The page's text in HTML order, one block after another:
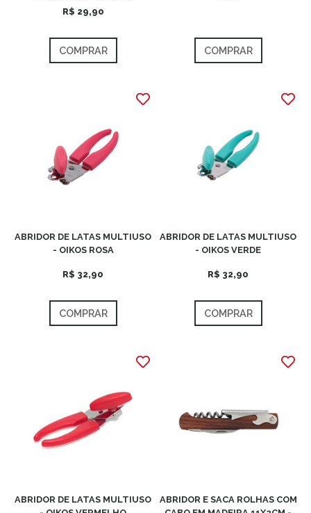
R$ 29,90
COMPRAR COMPRAR
ABRIDOR DE LATAS MULTIUSO
- OIKOS ROSA
R$ 32,90
COMPRAR
ABRIDOR DE LATAS MULTIUSO
- OIKOS VERDE
R$ 32,90
COMPRAR
ABRIDOR DE LATAS MULTIUSO
ABRIDOR E SACA ROLHAS COM